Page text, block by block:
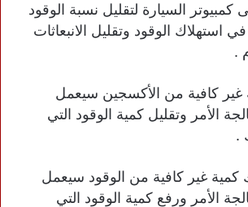
كمبيوتر السيارة لتقليل نسبة الوقود
استهلاك الوقود وتقليل الانبعاثات
.
غير كافية من الأكسجين سيعمل
الأمر وتقليل كمية الوقود التي
.
كمية غير كافية من الوقود سيعمل
الأمر ورفع كمية الوقود التي